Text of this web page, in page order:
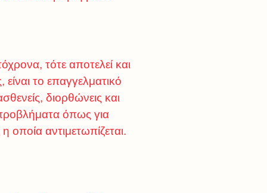
τότε αποτελεί και
το επαγγελματικό
διορθώνεις και
όπως για
αντιμετωπίζεται.